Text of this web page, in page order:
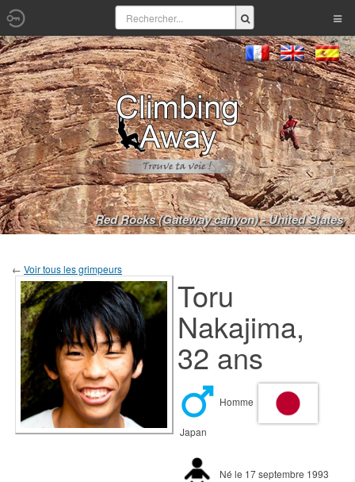
Red Rocks (Gateway canyon) - United States
← Voir tous les grimpeurs
Toru
Nakajima,
32 ans
Homme
Japan
Né le 17 septembre 1993